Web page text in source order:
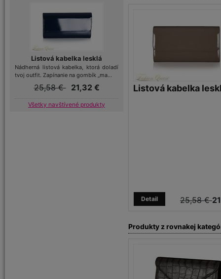
Listová kabelka lesklá
Nádherná listová kabelka, ktorá doladí
tvoj outfit. Zapínanie na gombík „ma...
25,58 € 21,32 €
Všetky navštívené produkty
Listová kabelka
25,58 €
Detail
Produkty z rovnakej